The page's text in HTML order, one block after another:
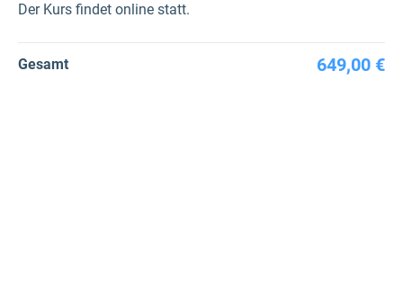
Der Kurs findet online statt.
Gesamt 649,00 €